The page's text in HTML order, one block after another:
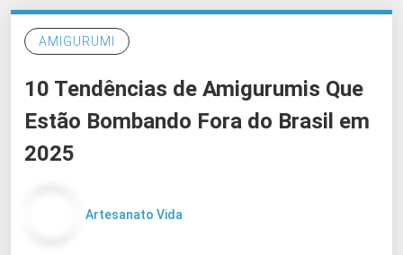
AMIGURUMI
10 Tendências de Amigurumis Que
Estão Bombando Fora do Brasil em
2025
Artesanato Vida